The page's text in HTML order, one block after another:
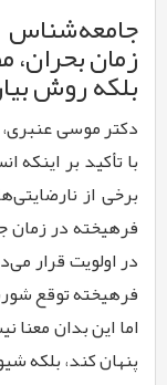
جامعه‌شناس
زمان بحران،
بلکه روش
دکتر موسی عنبری،
با تأکید بر
برخی از
فرهیخته در زمان
در اولویت قرار
فرهیخته توقع
اما این بدان
پنهان کند، بلکه